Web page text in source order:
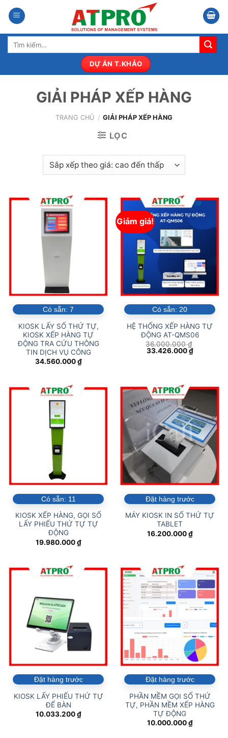
qua
nội
dung
Tìm
DỰ ÁN T.KHẢO
GIẢI PHÁP XẾP HÀNG
TRANG CHỦ / GIẢI PHÁP XẾP HÀNG
LỌC
Có sẵn: 7
KIOSK LẤY SỐ THỨ TỰ,
KIOSK XẾP HÀNG TỰ
ĐỘNG TRA CỨU THÔNG
TIN DỊCH VỤ CÔNG
34.560.000₫
Giảm giá!
Có sẵn: 20
HỆ THỐNG XẾP HÀNG TỰ
ĐỘNG AT-QMS06
36.000.000₫
Giá
33.426.000₫Giá
hiện
Có sẵn: 11
KIOSK XẾP HÀNG, GỌI SỐ
LẤY PHIẾU THỨ TỰ TỰ
ĐỘNG
19.980.000₫
Đặt hàng trước
MÁY KIOSK IN SỐ THỨ TỰ
TABLET
16.200.000₫
Đặt hàng trước
KIOSK LẤY PHIẾU THỨ TỰ
ĐỂ BÀN
10.033.200₫
Đặt hàng trước
PHẦN MỀM GỌI SỐ THỨ
TỰ, PHẦN MỀM XẾP HÀNG
TỰ ĐỘNG
10.000.000₫